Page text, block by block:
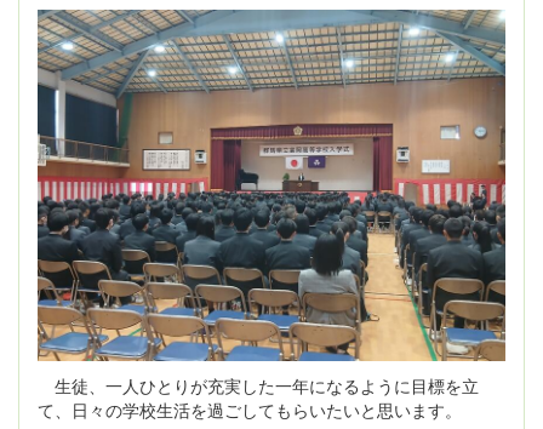
生徒、一人ひとりが充実した一年になるように目標を立
て、日々の学校生活を過ごしてもらいたいと思います。